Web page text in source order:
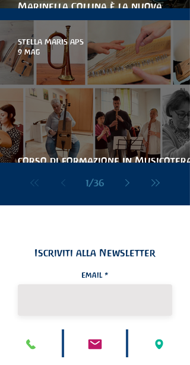
Marinella Collina è la nuova
presidente di stella maris
corso di formazione in
STELLA MARIS APS
9 mag
1/36
Iscriviti alla Newsletter
Email
Iscriviti